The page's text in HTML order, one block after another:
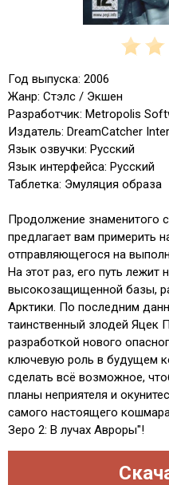
Год выпуска: 2006
Жанр: Стэлс / Экшен
Разработчик: Metropolis
Издатель: DreamCatcher
Язык озвучки: Русский
Язык интерфейса: Русский
Таблетка: Эмуляция образа
Продолжение знаменитого
предлагает вам примерить
отправляющегося на
На этот раз, его путь лежит
высокозащищенной базы,
Арктики. По последним
таинственный злодей Яцек
разработкой нового
ключевую роль в будущем
сделать всё возможное,
планы неприятеля и
самого настоящего
Зеро 2: В лучах Авроры"!